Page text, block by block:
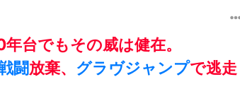
台でもその威は健在。
闘放棄、 グラヴジャンプで逃走